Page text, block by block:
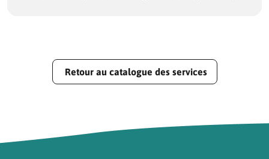
Retour au catalogue des services